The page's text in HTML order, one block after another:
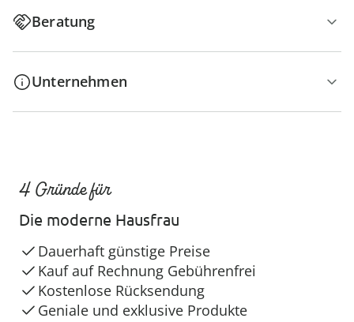
Beratung
Unternehmen
4 Gründe für
Die moderne Hausfrau
Dauerhaft günstige Preise
Kauf auf Rechnung Gebührenfrei
Kostenlose Rücksendung
Geniale und exklusive Produkte